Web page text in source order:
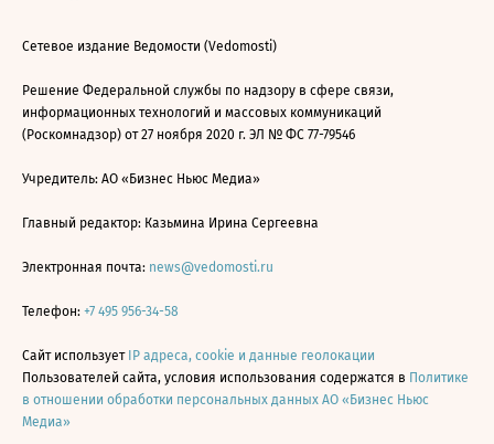
Сетевое издание Ведомости (Vedomosti)
Решение Федеральной службы по надзору в сфере связи,
информационных технологий и массовых коммуникаций
(Роскомнадзор) от 27 ноября 2020 г. ЭЛ № ФС 77-79546
Учредитель: АО «Бизнес Ньюс Медиа»
Главный редактор: Казьмина Ирина Сергеевна
Электронная почта: news@vedomosti.ru
Телефон: +7 495 956-34-58
Сайт использует IP адреса, cookie и данные геолокации
Пользователей сайта, условия использования содержатся в Политике
в отношении обработки персональных данных АО «Бизнес Ньюс
Медиа»